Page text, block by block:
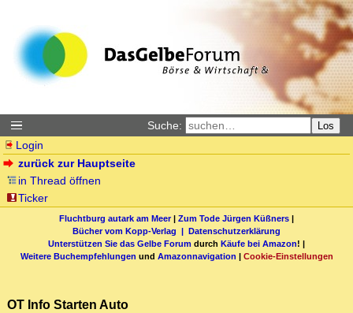
Suche: Los
Login
zurück zur Hauptseite
in Thread öffnen
Ticker
Fluchtburg autark am Meer| Zum Tode Jürgen Küßners |
Bücher vom Kopp-Verlag | Datenschutzerklärung
Unterstützen Sie das Gelbe Forum durch Käufe bei Amazon! |
Weitere Buchempfehlungen und Amazonnavigation | Cookie-Einstellungen
OT Info Starten Auto